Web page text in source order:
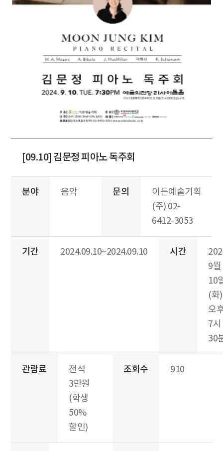
[09.10] 김문정 피아노 독주회
분야 음악 문의
이든예술기획
(주) 02-
6412-3053
기간 2024.09.10~2024.09.10 시간
9월
10
(화)
오
7시
30
관람료
전석
3만원
(학생
50%
할인)
조회수 910